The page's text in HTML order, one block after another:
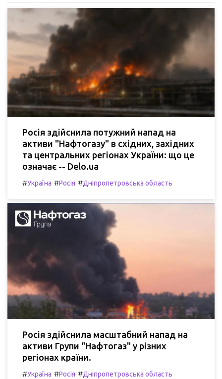
Росія здійснила потужний напад на
активи "Нафтогазу" в східних, західних
та центральних регіонах України: що це
означає -- Delo.ua
#Україна #Росія #Дніпропетровська область
Росія здійснила масштабний напад на
активи Групи "Нафтогаз" у різних
регіонах країни.
#Україна #Росія #Дніпропетровська область